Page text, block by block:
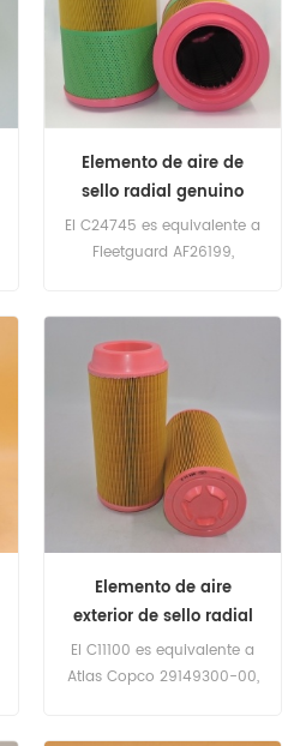
aire Marca: MANN
Elemento de aire de
sello radial genuino
MANN C24745
El C24745 es equivalente a
Fleetguard AF26199,
Nombre de parte: filtro de
aire Marca: MANN
Elemento de aire
exterior de sello radial
MANN C11100
El C11100 es equivalente a
Atlas Copco 29149300-00,